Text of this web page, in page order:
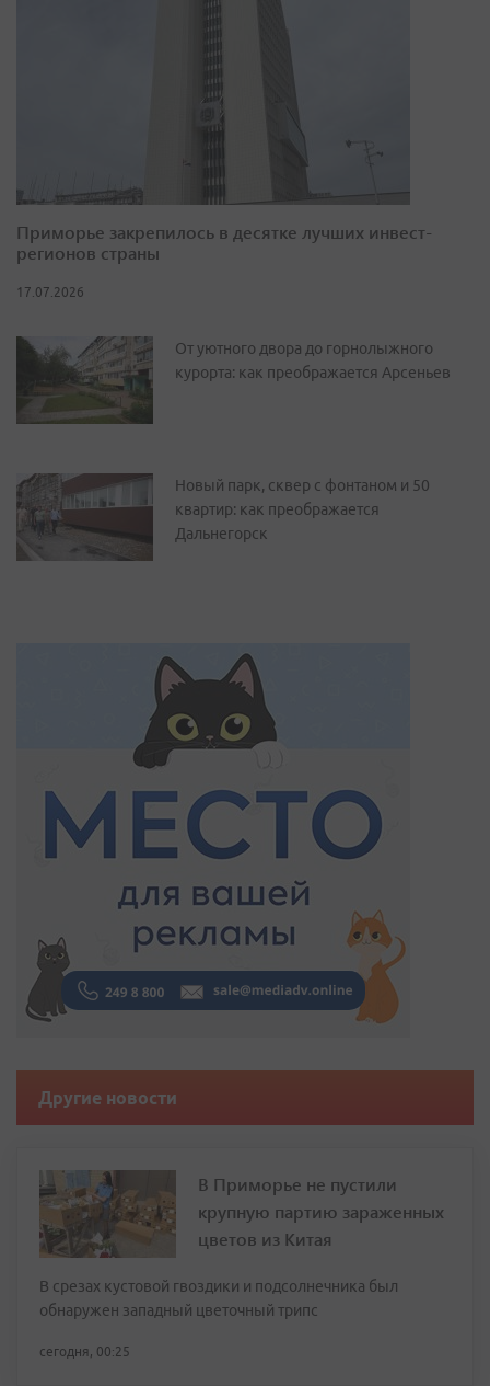
Приморье закрепилось в десятке лучших инвест-
регионов страны
17.07.2026
От уютного двора до горнолыжного
курорта: как преображается Арсеньев
Новый парк, сквер с фонтаном и 50
квартир: как преображается
Дальнегорск
Другие новости
В Приморье не пустили
крупную партию зараженных
цветов из Китая
В срезах кустовой гвоздики и подсолнечника был
обнаружен западный цветочный трипс
сегодня, 00:25